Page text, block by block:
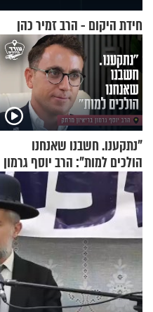
חידת היקום - הרב זמיר כהן
"נתקענו. חשבנו שאנחנו
הולכים למות": הרב יוסף גרמון
בריאיון מרתק